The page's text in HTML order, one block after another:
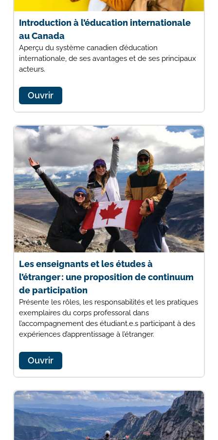
Introduction à l’éducation internationale
au Canada
Aperçu du système canadien d’éducation
internationale, de ses avantages et de ses principaux
acteurs.
Ouvrir
Les enseignants et les études à
l’étranger : une proposition de continuum
de participation
Présente les rôles, les responsabilités et les pratiques
exemplaires du corps professoral dans
l’accompagnement des étudiant.e.s participant à des
expériences d’apprentissage à l’étranger.
Ouvrir